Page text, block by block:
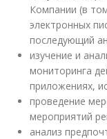
Компании (в
электронных
последующий
изучение и
мониторинга
приложениях,
проведение
мероприятий
анализ